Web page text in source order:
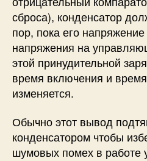
сброса), конденсатор
пор, пока его напряжение
напряжения на
этой принудительной
время включения и
изменяется.
Обычно этот вывод
конденсатором чтобы
шумовых помех в работе